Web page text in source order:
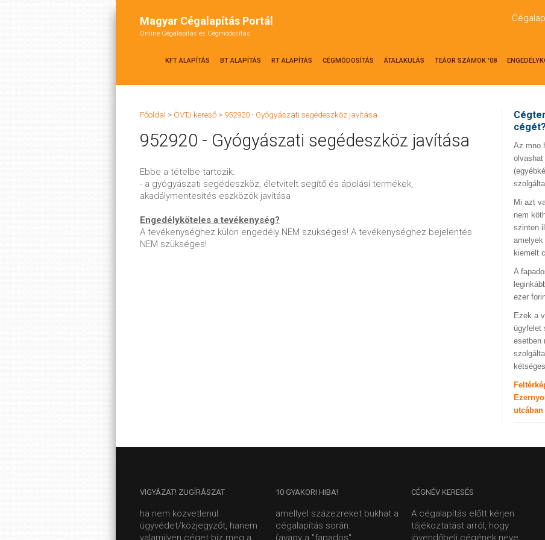
Magyar Cégalapítás Portál
Online Cégalapítás és Cégmódosítás
KFT ALAPÍTÁS BT ALAPÍTÁS RT ALAPÍTÁS CÉGMÓDOSÍTÁS ÁTALAKULÁS TEÁOR SZÁMOK '08
Főoldal > ÖVTJ kereső > 952920 - Gyógyászati segédeszköz javítása
952920 - Gyógyászati segédeszköz javítása
Ebbe a tételbe tartozik:
- a gyógyászati segédeszköz, életvitelt segítő és ápolási termékek,
akadálymentesítés eszközök javítása
Engedélyköteles a tevékenység?
A tevékenységhez külön engedély NEM szükséges! A tevékenységhez bejelentés
NEM szükséges!
cégét?
Az
Mi azt
nem
szinten
amelyek
kiemelt
A
ezer
Ezek a
ügyfelet
esetben
utcában
VIGYÁZAT! ZUGÍRÁSZAT
ha nem közvetlenül
ügyvédet/közjegyzőt, hanem
valamilyen céget bíz meg a
10 GYAKORI HIBA!
amellyel százezreket bukhat a
cégalapítás során.
(avagy a "fapados"
CÉGNÉV KERESÉS
A cégalapítás előtt kérjen
tájékoztatást arról, hogy
jövendőbeli cégének neve